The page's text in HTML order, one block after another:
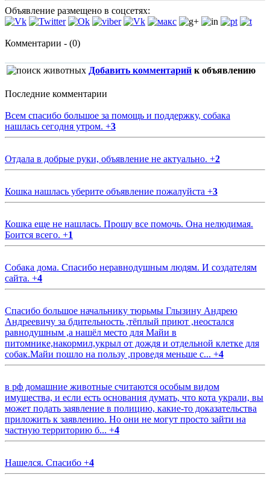
Объявление размещено в соцсетях:
Комментарии - (0)
Добавить комментарий к объявлению
Последние комментарии
Всем спасибо большое за помощь и поддержку, собака
нашлась сегодня утром. +3
Отдала в добрые руки, объявление не актуально. +2
Кошка нашлась уберите объявление пожалуйста +3
Кошка еще не нашлась. Прошу все помочь. Она нелюдимая.
Боится всего. +1
Собака дома. Спасибо неравнодушным людям. И создателям
сайта. +4
Спасибо большое начальнику тюрьмы Глызину Андрею
Андреевичу за бдительность ,тёплый приют ,неостался
равнодушным ,а нашёл место для Майи в
питомнике,накормил,укрыл от дождя и отдельной клетке для
собак.Майи пошло на пользу ,проведя меньше с... +4
в рф домашние животные считаются особым видом
имущества, и если есть основания думать, что кота украли, вы
может подать заявление в полицию, какие-то доказательства
приложить к заявлению. Но они не могут просто зайти на
частную территорию б... +4
Нашелся. Спасибо +4